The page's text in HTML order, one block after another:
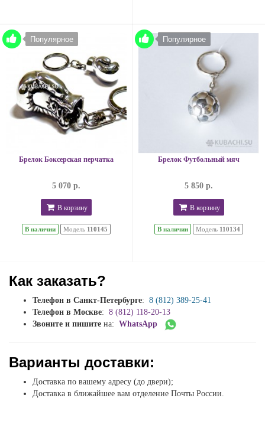
Популярное
Брелок Боксерская перчатка
5 070 р.
В корзину
В наличии Модель 110145
Популярное
Брелок Футбольный мяч
5 850 р.
В корзину
В наличии Модель 110134
Как заказать?
Телефон в Санкт-Петербурге: 8 (812) 389-25-41
Телефон в Москве: 8 (812) 118-20-13
Звоните и пишите на: WhatsApp
Варианты доставки:
Доставка по вашему адресу (до двери);
Доставка в ближайшее вам отделение Почты России.